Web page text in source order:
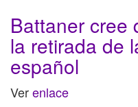
Battaner cree
la retirada de
español
Verenlace